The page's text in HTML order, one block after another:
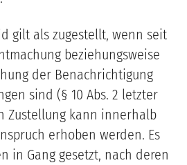
gilt als zugestellt, wenn seit
beziehungsweise
der Benachrichtigung
sind (§ 10 Abs. 2 letzter
Zustellung kann innerhalb
erhoben werden. Es
in Gang gesetzt, nach deren